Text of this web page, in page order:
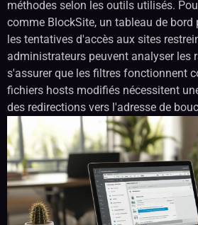
méthodes selon les outils utilisés.
comme BlockSite, un tableau de bord
les tentatives d'accès aux sites
administrateurs peuvent analyser les
s'assurer que les filtres fonctionnent
fichiers hosts modifiés nécessitent
des redirections vers l'adresse de